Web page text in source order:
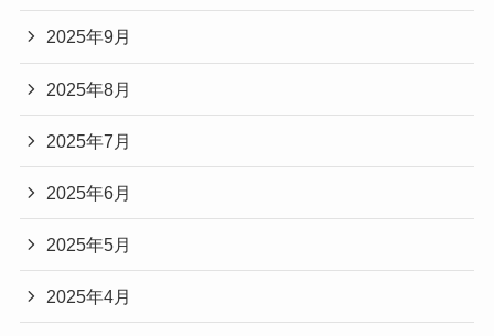
2025年9月
2025年8月
2025年7月
2025年6月
2025年5月
2025年4月